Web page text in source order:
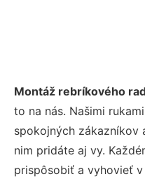
Montáž rebríkového
to na nás. Našimi
spokojných zákazníkov
nim pridáte aj vy.
prispôsobiť a vyhovieť